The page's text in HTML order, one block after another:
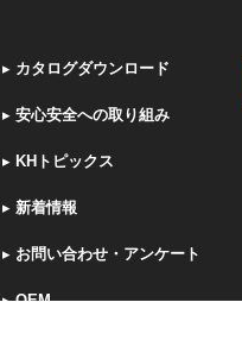
▸ カタログダウンロード
▸ 安心安全への取り組み
▸ KHトピックス
▸ 新着情報
▸ お問い合わせ・アンケート
▸OEM